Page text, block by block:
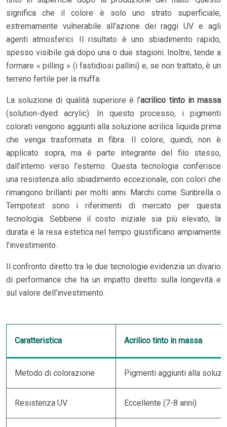
significa che il colore è solo uno strato superficiale,
estremamente vulnerabile all’azione dei raggi UV e agli
agenti atmosferici. Il risultato è uno sbiadimento rapido,
spesso visibile già dopo una o due stagioni. Inoltre, tende a
formare « pilling » (i fastidiosi pallini) e, se non trattato, è un
terreno fertile per la muffa.
La soluzione di qualità superiore è l’acrilico tinto in massa
(solution-dyed acrylic). In questo processo, i pigmenti
colorati vengono aggiunti alla soluzione acrilica liquida prima
che venga trasformata in fibra. Il colore, quindi, non è
applicato sopra, ma è parte integrante del filo stesso,
dall’interno verso l’esterno. Questa tecnologia conferisce
una resistenza allo sbiadimento eccezionale, con colori che
rimangono brillanti per molti anni. Marchi come Sunbrella o
Tempotest sono i riferimenti di mercato per questa
tecnologia. Sebbene il costo iniziale sia più elevato, la
durata e la resa estetica nel tempo giustificano ampiamente
l’investimento.
Il confronto diretto tra le due tecnologie evidenzia un divario
di performance che ha un impatto diretto sulla longevità e
sul valore dell’investimento.
Caratteristica Acrilico tinto in massa
Metodo di colorazione Pigmenti aggiunti alla
Resistenza UV Eccellente (7-8 anni)